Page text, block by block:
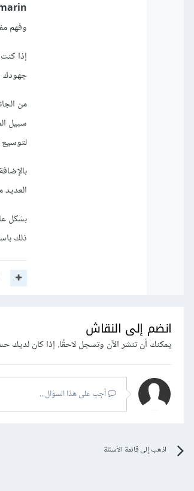
وفهم
إذا
جهودك
من
بشكل
ذلك
انضم إلى النقاش
يمكنك أن تنشر الآن وتسجل لاحقًا. إذا كان لديك
أجب على هذا السؤال...
اذهب إلى قائمة الأسئلة